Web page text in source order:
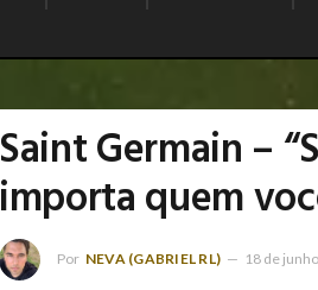
Saint Germain –
importa quem
Por NEVA (GABRIEL RL) 18 de